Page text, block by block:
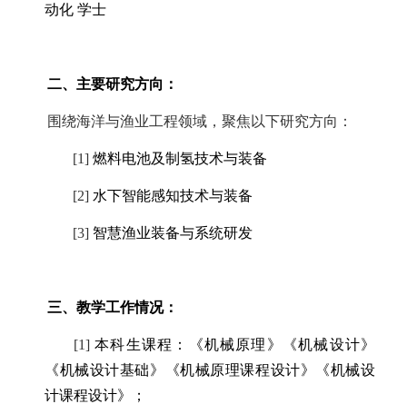
动化 学士
二、主要研究方向：
围绕海洋与渔业工程领域，聚焦以下研究方向：
[1] 燃料电池及制氢技术与装备
[2] 水下智能感知技术与装备
[3] 智慧渔业装备与系统研发
三、教学工作情况：
[1] 本科生课程：《机械原理》
《机械设计》
《机械设计基础》《机械原理课程设计》《机械设
计课程设计》；